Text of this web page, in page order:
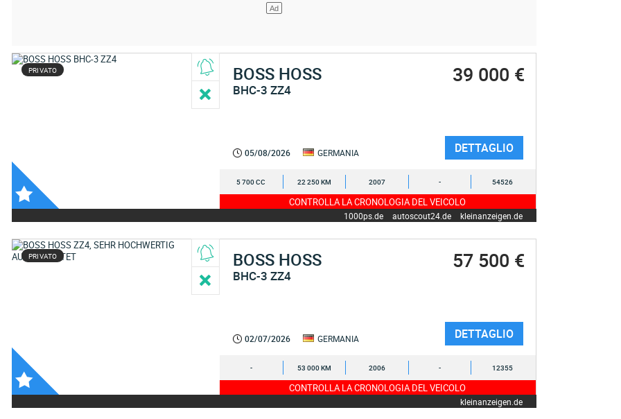
PRIVATO BOSS HOSS
BHC-3 ZZ4
39 000 €
05/08/2026 GERMANIA DETTAGLIO
5 700 CC 22 250 KM 2007 - 54526
CONTROLLA LA CRONOLOGIA DEL VEICOLO
1000ps.de autoscout24.de kleinanzeigen.de
PRIVATO BOSS HOSS
BHC-3 ZZ4
57 500 €
02/07/2026 GERMANIA DETTAGLIO
- 53 000 KM 2006 - 12355
CONTROLLA LA CRONOLOGIA DEL VEICOLO
kleinanzeigen.de